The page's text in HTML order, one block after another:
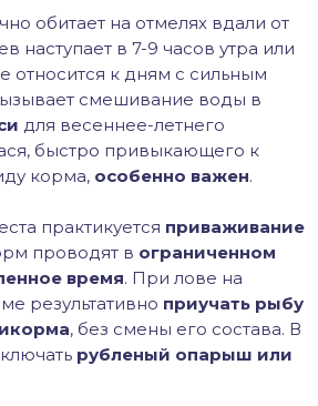
обитает на отмелях вдали от
наступает в 7-9 часов утра или
относится к дням с сильным
смешивание воды в
для весеннее-летнего
быстро привыкающего к
корма, особенно важен.
практикуется приваживание
проводят в ограниченном
время. При лове на
результативно приучать рыбу
, без смены его состава. В
рубленый опарыш или